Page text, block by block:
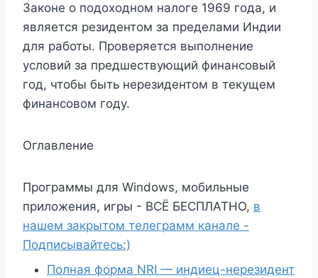
Законе о подоходном налоге 1969 года, и
является резидентом за пределами Индии
для работы. Проверяется выполнение
условий за предшествующий финансовый
год, чтобы быть нерезидентом в текущем
финансовом году.
Оглавление
Программы для Windows, мобильные
приложения, игры - ВСЁ БЕСПЛАТНО, в
нашем закрытом телеграмм канале -
Подписывайтесь:)
Полная форма NRI — индиец-нерезидент